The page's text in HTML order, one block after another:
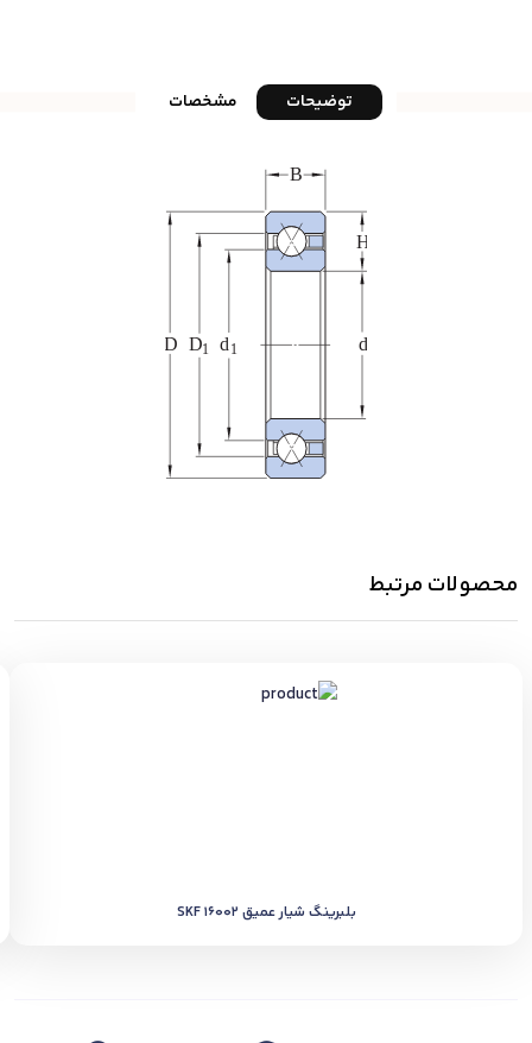
توضیحات مشخصات
محصولات مرتبط
بلبرینگ شیار عمیق SKF 16002